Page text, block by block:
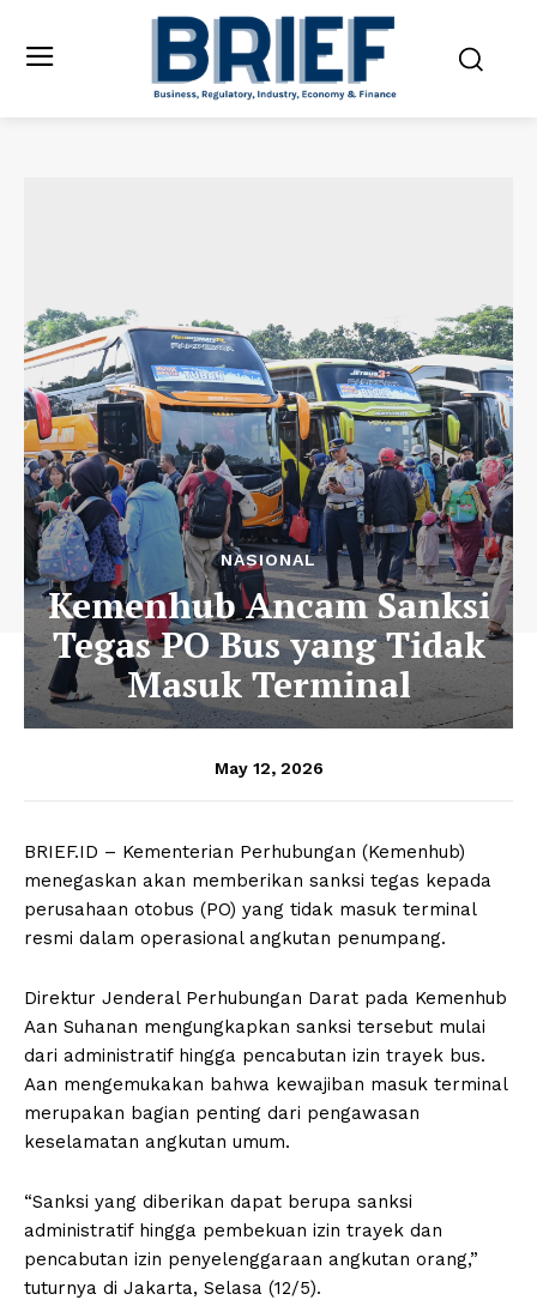
NASIONAL
Kemenhub Ancam Sanksi
Tegas PO Bus yang Tidak
Masuk Terminal
May 12, 2026
BRIEF.ID – Kementerian Perhubungan (Kemenhub)
menegaskan akan memberikan sanksi tegas kepada
perusahaan otobus (PO) yang tidak masuk terminal
resmi dalam operasional angkutan penumpang.
Direktur Jenderal Perhubungan Darat pada Kemenhub
Aan Suhanan mengungkapkan sanksi tersebut mulai
dari administratif hingga pencabutan izin trayek bus.
Aan mengemukakan bahwa kewajiban masuk terminal
merupakan bagian penting dari pengawasan
keselamatan angkutan umum.
“Sanksi yang diberikan dapat berupa sanksi
administratif hingga pembekuan izin trayek dan
pencabutan izin penyelenggaraan angkutan orang,”
tuturnya di Jakarta, Selasa (12/5).